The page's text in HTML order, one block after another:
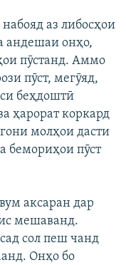
аз либосҳои
андешаи онҳо,
пӯстанд. Аммо
пӯст, мегӯяд,
беҳдоштӣ
ҳарорат коркард
молҳои дасти
бемориҳои пӯст
аксаран дар
мешаванд.
сол пеш чанд
Онҳо бо